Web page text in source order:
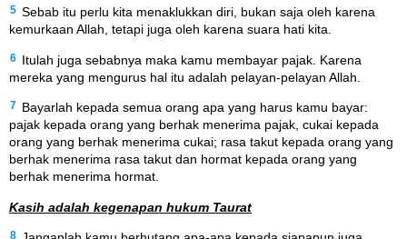
5 Sebab itu perlu kita menaklukkan diri, bukan saja oleh karena
kemurkaan Allah, tetapi juga oleh karena suara hati kita.
6 Itulah juga sebabnya maka kamu membayar pajak. Karena
mereka yang mengurus hal itu adalah pelayan-pelayan Allah.
7 Bayarlah kepada semua orang apa yang harus kamu bayar:
pajak kepada orang yang berhak menerima pajak, cukai kepada
orang yang berhak menerima cukai; rasa takut kepada orang yang
berhak menerima rasa takut dan hormat kepada orang yang
berhak menerima hormat.
Kasih adalah kegenapan hukum Taurat
8